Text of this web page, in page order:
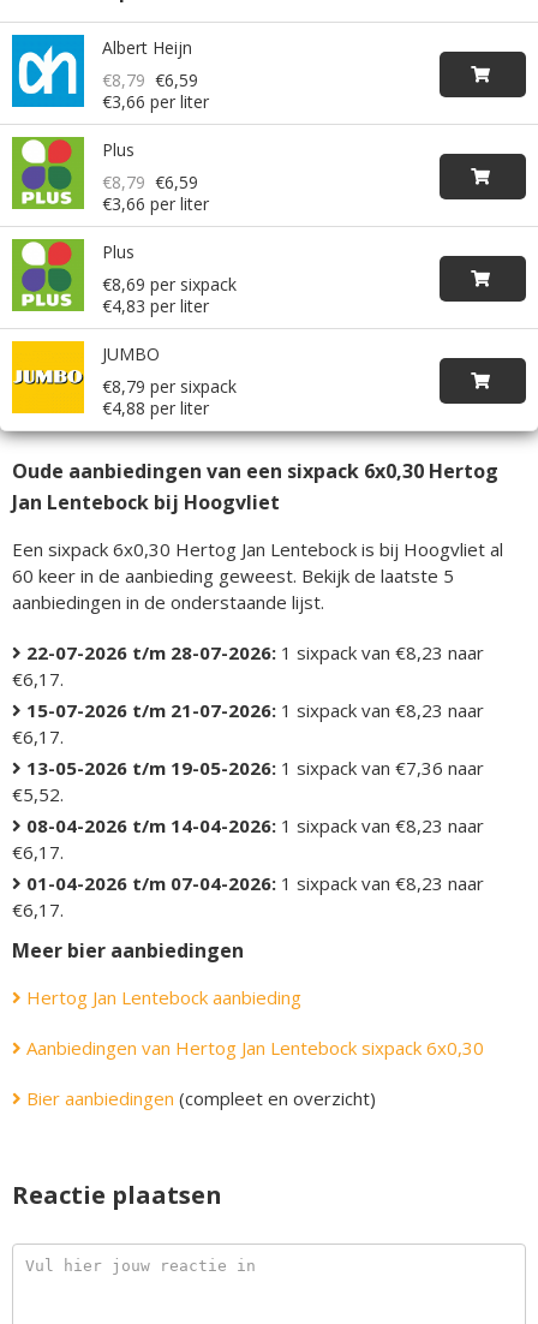
Albert Heijn
€8,79 €6,59
€3,66 per liter
Plus
€8,79 €6,59
€3,66 per liter
Plus
€8,69 per sixpack
€4,83 per liter
JUMBO
€8,79 per sixpack
€4,88 per liter
Oude aanbiedingen van een sixpack 6x0,30 Hertog
Jan Lentebock bij Hoogvliet
Een sixpack 6x0,30 Hertog Jan Lentebock is bij Hoogvliet al
60 keer in de aanbieding geweest. Bekijk de laatste 5
aanbiedingen in de onderstaande lijst.
22-07-2026 t/m 28-07-2026: 1 sixpack van €8,23 naar
€6,17.
15-07-2026 t/m 21-07-2026: 1 sixpack van €8,23 naar
€6,17.
13-05-2026 t/m 19-05-2026: 1 sixpack van €7,36 naar
€5,52.
08-04-2026 t/m 14-04-2026: 1 sixpack van €8,23 naar
€6,17.
01-04-2026 t/m 07-04-2026: 1 sixpack van €8,23 naar
€6,17.
Meer bier aanbiedingen
Hertog Jan Lentebock aanbieding
Aanbiedingen van Hertog Jan Lentebock sixpack 6x0,30
Bier aanbiedingen (compleet en overzicht)
Reactie plaatsen